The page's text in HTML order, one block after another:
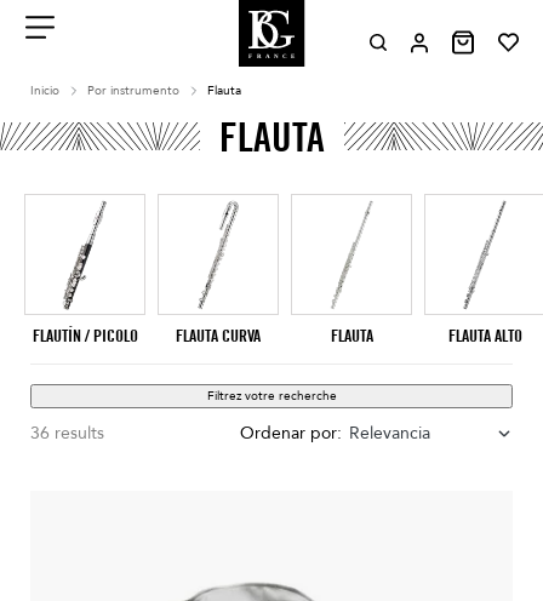
contenu
Inicio Por instrumento Flauta
FLAUTA
FLAUTÍN / PICOLO FLAUTA CURVA FLAUTA FLAUTA ALTO
Filtrez votre recherche
36 results Ordenar por: Relevancia